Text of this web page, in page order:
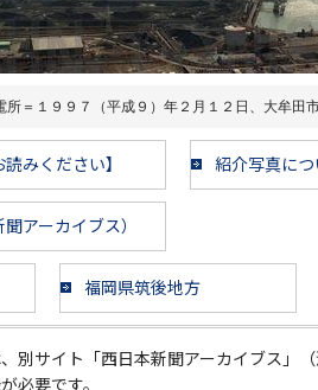
所＝１９９７（平成９）年２月１２日、大牟田
みください】 紹介写真に
アーカイブス）
福岡県筑後地方
別サイト「西日本新聞アーカイブス」
必要です。